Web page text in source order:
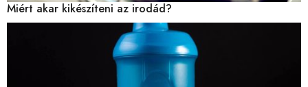
Miért akar kikészíteni az irodád?